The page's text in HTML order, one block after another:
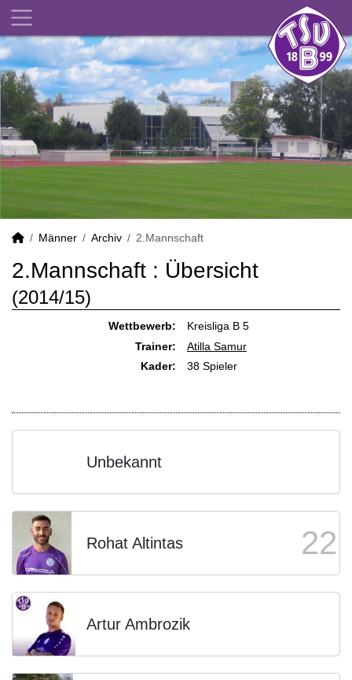
Männer Archiv 2.Mannschaft
2.Mannschaft : Übersicht
(2014/15)
Wettbewerb:
Kreisliga B 5
Trainer:
Atilla Samur
Kader:
38 Spieler
Unbekannt
Rohat Altintas 22
Artur Ambrozik